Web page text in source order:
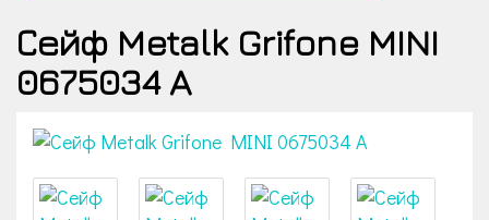
Сейф Metalk Grifone MINI
0675034 A